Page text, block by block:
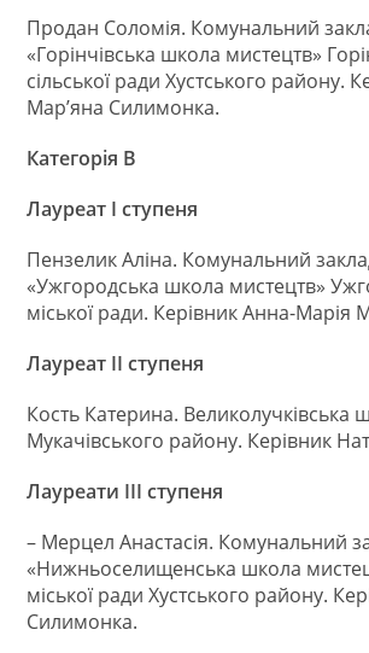
Продан Соломія. Комунальний
«Горінчівська школа мистецтв»
сільської ради Хустського району.
Мар’яна Силимонка.
Категорія В
Лауреат І ступеня
Пензелик Аліна. Комунальний
«Ужгородська школа мистецтв»
міської ради. Керівник Анна-Марія
Лауреат ІІ ступеня
Кость Катерина. Великолучківська
Мукачівського району. Керівник
Лауреати ІІІ ступеня
– Мерцел Анастасія. Комунальний
«Нижньоселищенська школа
міської ради Хустського району.
Силимонка.